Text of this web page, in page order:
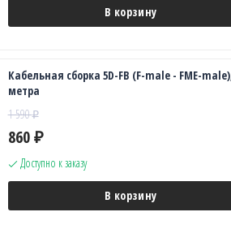
В корзину
Кабельная сборка 5D-FB (F-male - FME-
метра
1 590₽
860 ₽
Доступно к заказу
В корзину